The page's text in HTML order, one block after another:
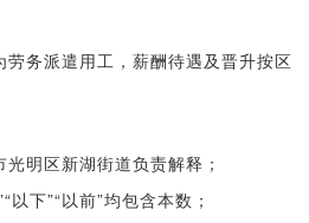
务派遣用工，薪酬待遇及晋升按区
光明区新湖街道负责解释；
以下”“以前”均包含本数；